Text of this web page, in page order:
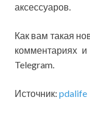
аксессуаров.
Как вам такая
комментариях
Telegram.
Источник: pdalife